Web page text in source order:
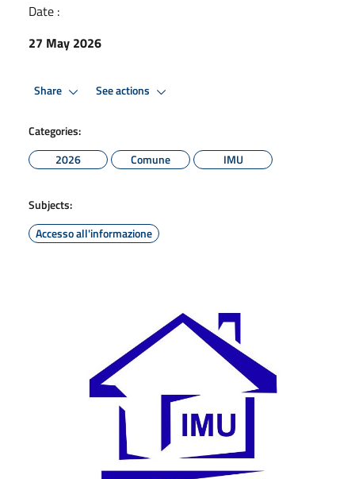
Date :
27 May 2026
Share See actions
Categories:
2026
Comune IMU
Subjects:
Accesso all'informazione